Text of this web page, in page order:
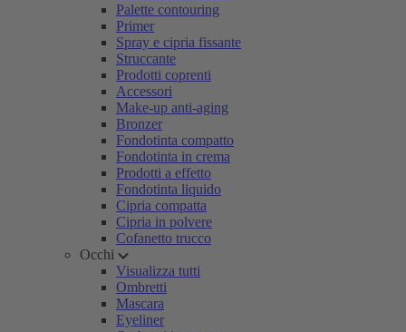
Palette contouring
Primer
Spray e cipria fissante
Struccante
Prodotti coprenti
Accessori
Make-up anti-aging
Bronzer
Fondotinta compatto
Fondotinta in crema
Prodotti a effetto
Fondotinta liquido
Cipria compatta
Cipria in polvere
Cofanetto trucco
Occhi
Visualizza tutti
Ombretti
Mascara
Eyeliner